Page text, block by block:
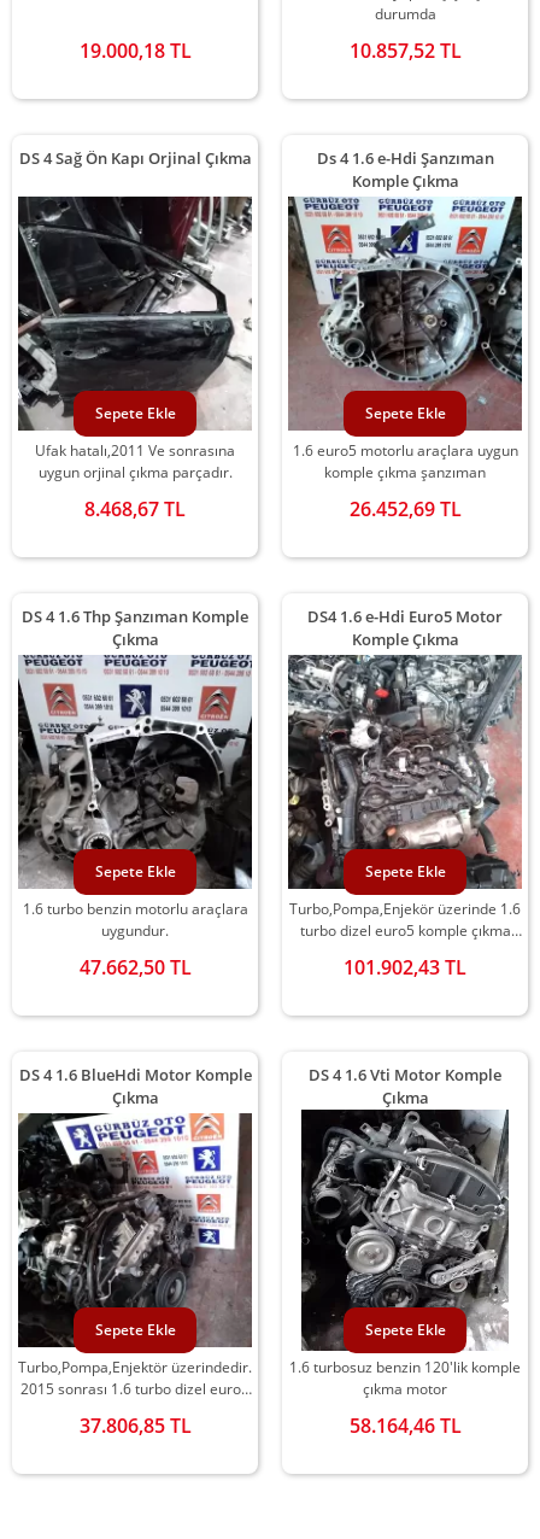
19.000,18 TL
durumda
10.857,52 TL
DS 4 Sağ Ön Kapı Orjinal Çıkma
Ufak hatalı,2011 Ve sonrasına
uygun orjinal çıkma parçadır.
8.468,67 TL
Sepete Ekle
Ds 4 1.6 e-Hdi Şanzıman
Komple Çıkma
1.6 euro5 motorlu araçlara uygun
komple çıkma şanzıman
26.452,69 TL
Sepete Ekle
DS 4 1.6 Thp Şanzıman Komple
Çıkma
1.6 turbo benzin motorlu araçlara
uygundur.
47.662,50 TL
Sepete Ekle
DS4 1.6 e-Hdi Euro5 Motor
Komple Çıkma
Turbo,Pompa,Enjekör üzerinde 1.6
turbo dizel euro5 komple çıkma
101.902,43 TL
Sepete Ekle
DS 4 1.6 BlueHdi Motor Komple
Çıkma
Turbo,Pompa,Enjektör üzerindedir.
2015 sonrası 1.6 turbo dizel euro6
37.806,85 TL
Sepete Ekle
DS 4 1.6 Vti Motor Komple
Çıkma
1.6 turbosuz benzin 120'lik komple
çıkma motor
58.164,46 TL
Sepete Ekle